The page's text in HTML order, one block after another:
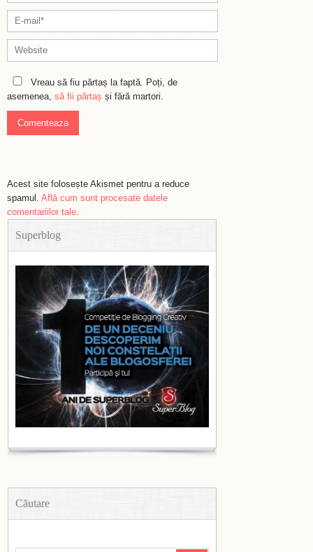
Vreau să fiu părtaș la faptă. Poți, de
asemenea, să fii părtaș și fără martori.
Acest site folosește Akismet pentru a reduce
spamul. Află cum sunt procesate datele
comentariilor tale.
Superblog
Căutare